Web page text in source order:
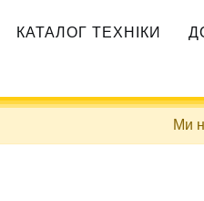
навигация
КАТАЛОГ ТЕХНІКИ
Ми